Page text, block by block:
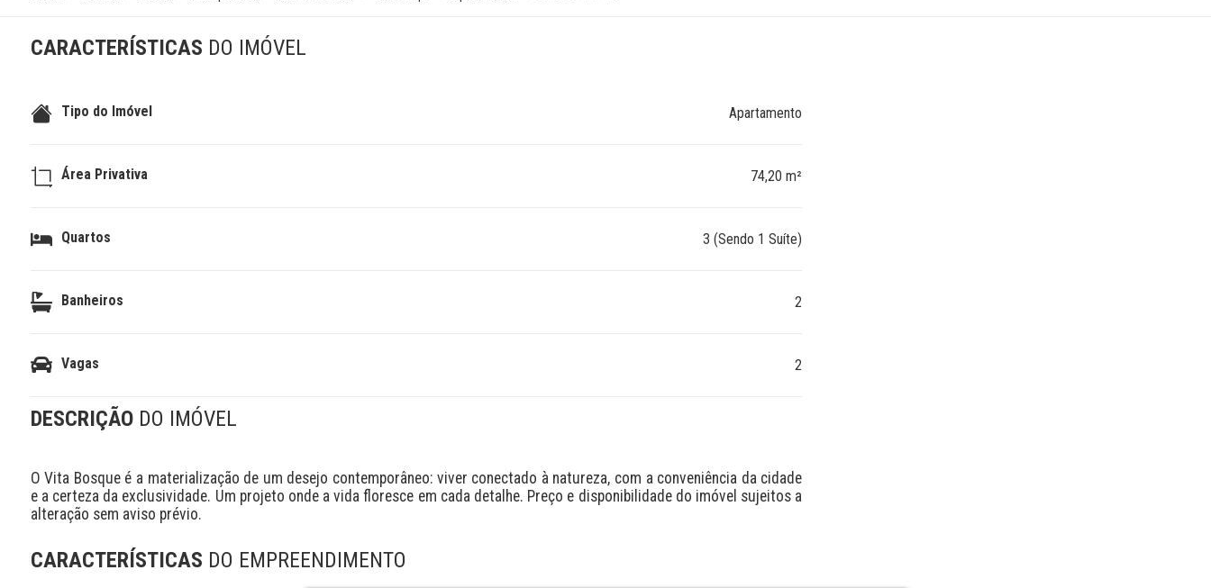
CARACTERÍSTICAS DO IMÓVEL
Tipo do Imóvel Apartamento
Área Privativa 74,20 m²
Quartos 3 (Sendo 1 Suíte)
Banheiros 2
Vagas 2
DESCRIÇÃO DO IMÓVEL
O Vita Bosque é a materialização de um desejo contemporâneo: viver conectado à natureza, com a conveniência da cidade
e a certeza da exclusividade. Um projeto onde a vida floresce em cada detalhe. Preço e disponibilidade do imóvel sujeitos a
alteração sem aviso prévio.
CARACTERÍSTICAS DO EMPREENDIMENTO